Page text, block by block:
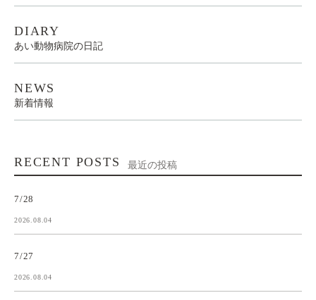
DIARY
あい動物病院の日記
NEWS
新着情報
RECENT POSTS 最近の投稿
7/28
2026.08.04
7/27
2026.08.04